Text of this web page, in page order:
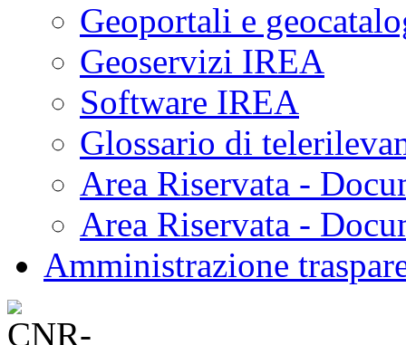
Geoportali e
Geoservizi IREA
Software IREA
Glossario di
Area Riservata -
Area Riservata -
Amministrazione